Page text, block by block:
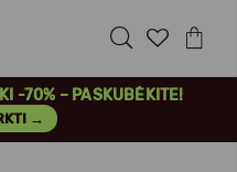
-70% – PASKUBĖKITE!
→